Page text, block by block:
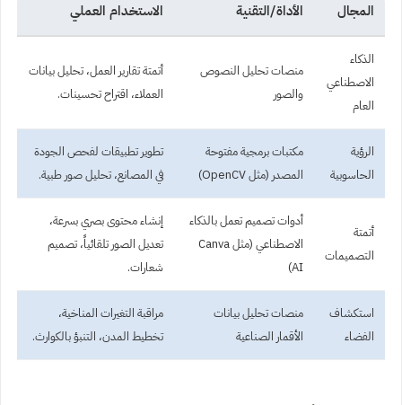
المجال الأداة/التقنية الاستخدام العملي
الذكاء
الاصطناعي
العام
منصات تحليل النصوص
والصور
أتمتة تقارير العمل، تحليل بيانات
العملاء، اقتراح تحسينات.
الرؤية
الحاسوبية
مكتبات برمجية مفتوحة
المصدر (مثل OpenCV)
تطوير تطبيقات لفحص الجودة
في المصانع، تحليل صور طبية.
أتمتة
التصميمات
أدوات تصميم تعمل بالذكاء
الاصطناعي (مثل Canva
AI)
إنشاء محتوى بصري بسرعة،
تعديل الصور تلقائياً، تصميم
شعارات.
استكشاف
الفضاء
منصات تحليل بيانات
الأقمار الصناعية
مراقبة التغيرات المناخية،
تخطيط المدن، التنبؤ بالكوارث.